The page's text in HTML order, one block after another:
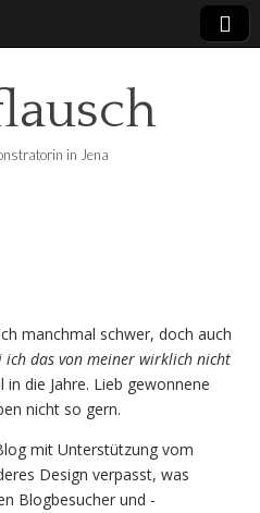
in Jena
manchmal schwer, doch auch
ich das von meiner wirklich nicht
die Jahre. Lieb gewonnene
nicht so gern.
mit Unterstützung vom
Design verpasst, was
Blogbesucher und -